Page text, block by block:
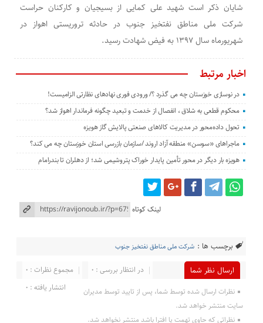
شایان ذکر است شهید علی کمایی از بسیجیان و کارکنان حراست
شرکت ملی مناطق نفتخیز جنوب در حادثه تروریستی اهواز در
شهریورماه سال ۱۳۹۷ به فیض شهادت رسید.
اخبار مرتبط
در نوسازی خوزستان چه می گذرد ؟/ ورودی فوری نهادهای نظارتی الزامیست!
محکوم قطعی به شلاق ، انفصال از خدمت و تبعید چگونه فرماندار اهواز شد؟
تحول داده‌محور در مدیریت کالاهای صنعتی پالایش گاز هویزه
ماجراهای «سوسن» منطقه آزاد اروند /سازمان بازرسی استان خوزستان چه می کند؟
هویزه بار دیگر در محور تأمین پایدار خوراک پتروشیمی شد؛ از دهلران تا بندرامام
لینک کوتاه
برچسب ها : شرکت ملی مناطق نفتخیز جنوب
ارسال نظر شما مجموع نظرات : 0
در انتظار بررسی : 0
انتشار یافته : 0
نظرات ارسال شده توسط شما، پس از تایید توسط مدیران
سایت منتشر خواهد شد.
نظراتی که حاوی تهمت یا افترا باشد منتشر نخواهد شد.